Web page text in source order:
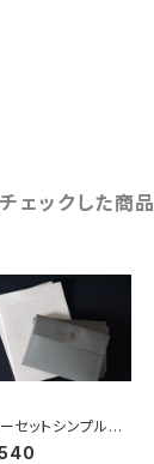
ェックした商品
セットシンプル｜
き｜活版印刷